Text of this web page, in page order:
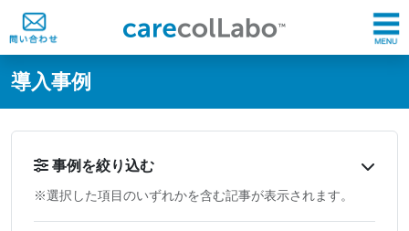
@ -0,0 +1,60 @@
導入事例
事例を絞り込む
※選択した項目のいずれかを含む記事が表示されます。